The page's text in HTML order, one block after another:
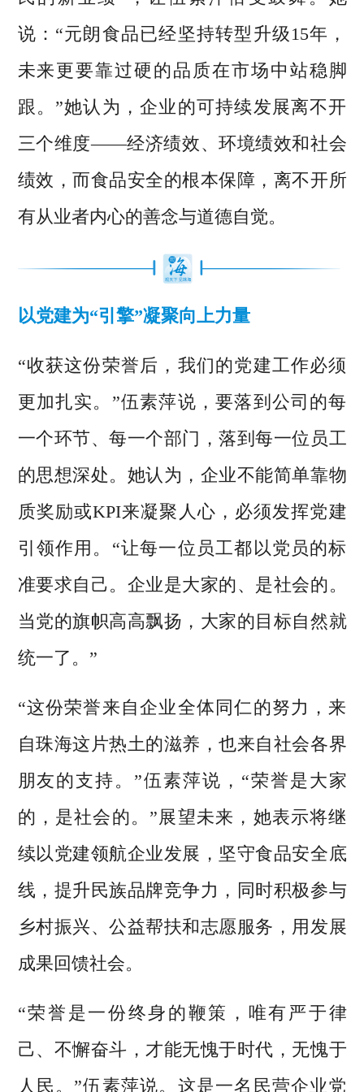
说：“元朗食品已经坚持转型升级15年，
未来更要靠过硬的品质在市场中站稳脚
跟。”她认为，企业的可持续发展离不开
三个维度——经济绩效、环境绩效和社会
绩效，而食品安全的根本保障，离不开所
有从业者内心的善念与道德自觉。
以党建为“引擎”凝聚向上力量
“收获这份荣誉后，我们的党建工作必须
更加扎实。”伍素萍说，要落到公司的每
一个环节、每一个部门，落到每一位员工
的思想深处。她认为，企业不能简单靠物
质奖励或KPI来凝聚人心，必须发挥党建
引领作用。“让每一位员工都以党员的标
准要求自己。企业是大家的、是社会的。
当党的旗帜高高飘扬，大家的目标自然就
统一了。”
“这份荣誉来自企业全体同仁的努力，来
自珠海这片热土的滋养，也来自社会各界
朋友的支持。”伍素萍说，“荣誉是大家
的，是社会的。”展望未来，她表示将继
续以党建领航企业发展，坚守食品安全底
线，提升民族品牌竞争力，同时积极参与
乡村振兴、公益帮扶和志愿服务，用发展
成果回馈社会。
“荣誉是一份终身的鞭策，唯有严于律
己、不懈奋斗，才能无愧于时代，无愧于
人民。”伍素萍说。这是一名民营企业党